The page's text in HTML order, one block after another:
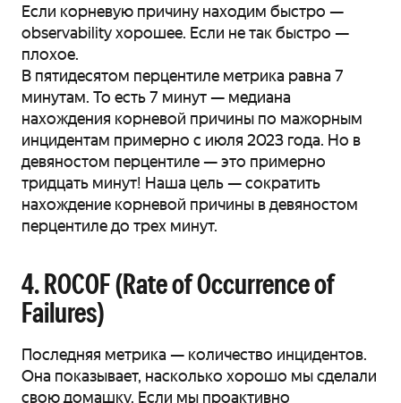
Если корневую причину находим быстро —
observability хорошее. Если не так быстро —
плохое.
В пятидесятом перцентиле метрика равна 7
минутам. То есть 7 минут — медиана
нахождения корневой причины по мажорным
инцидентам примерно с июля 2023 года. Но в
девяностом перцентиле — это примерно
тридцать минут! Наша цель — сократить
нахождение корневой причины в девяностом
перцентиле до трех минут.
4. ROCOF (Rate of Occurrence of
Failures)
Последняя метрика — количество инцидентов.
Она показывает, насколько хорошо мы сделали
свою домашку. Если мы проактивно